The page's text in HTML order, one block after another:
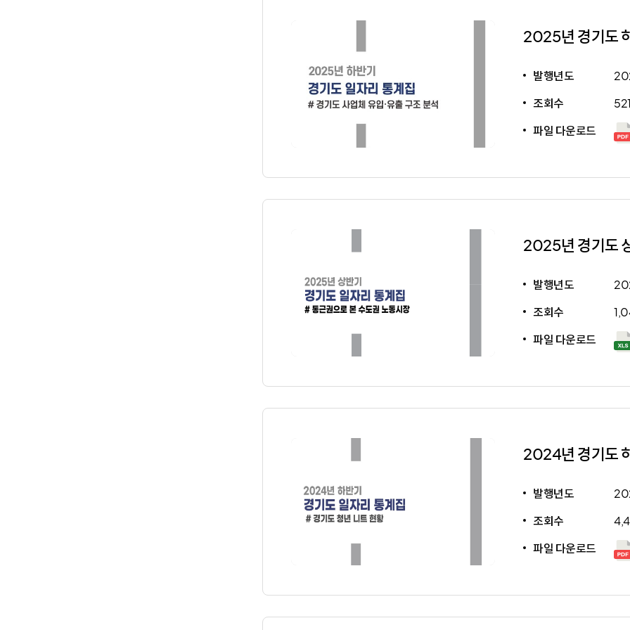
2025년 경기도
발행년도
조회수
파일 다운로드
2025년 경기도
발행년도
조회수
파일 다운로드
발행년도
조회수
파일 다운로드